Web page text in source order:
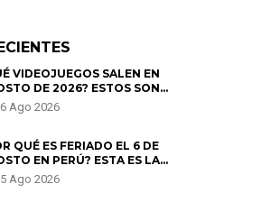
VIDEOJUEGOS SALEN EN
DE 2026? ESTOS SON
ESTRENOS MÁS ESPERADOS
Ago 2026
QUÉ ES FERIADO EL 6 DE
EN PERÚ? ESTA ES LA
Ago 2026